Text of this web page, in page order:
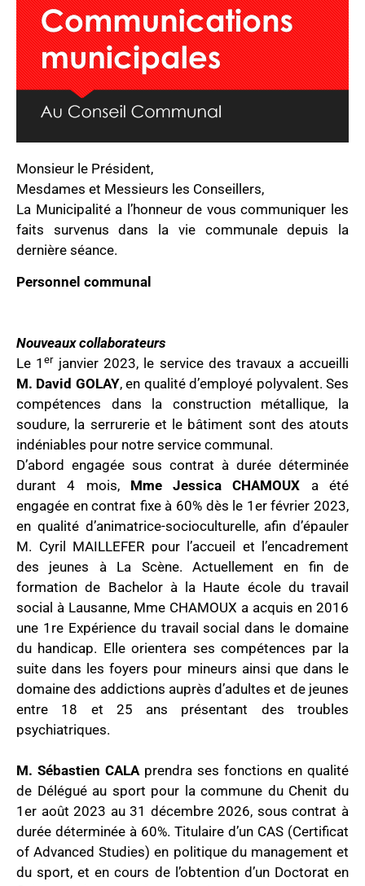
Monsieur le Président,
Mesdames et Messieurs les Conseillers,
La Municipalité a l’honneur de vous communiquer les
faits survenus dans la vie communale depuis la
dernière séance.
Personnel communal
Nouveaux collaborateurs
Le 1erjanvier 2023, le service des travaux a accueilli
M. David GOLAY, en qualité d’employé polyvalent. Ses
compétences dans la construction métallique, la
soudure, la serrurerie et le bâtiment sont des atouts
indéniables pour notre service communal.
D’abord engagée sous contrat à durée déterminée
durant 4 mois, Mme Jessica CHAMOUX a été
engagée en contrat fixe à 60% dès le 1er février 2023,
en qualité d’animatrice-socioculturelle, afin d’épauler
M. Cyril MAILLEFER pour l’accueil et l’encadrement
des jeunes à La Scène. Actuellement en fin de
formation de Bachelor à la Haute école du travail
social à Lausanne, Mme CHAMOUX a acquis en 2016
une 1re Expérience du travail social dans le domaine
du handicap. Elle orientera ses compétences par la
suite dans les foyers pour mineurs ainsi que dans le
domaine des addictions auprès d’adultes et de jeunes
entre 18 et 25 ans présentant des troubles
psychiatriques.
M. Sébastien CALA prendra ses fonctions en qualité
de Délégué au sport pour la commune du Chenit du
1er août 2023 au 31 décembre 2026, sous contrat à
durée déterminée à 60%. Titulaire d’un CAS (Certificat
of Advanced Studies) en politique du management et
du sport, et en cours de l’obtention d’un Doctorat en